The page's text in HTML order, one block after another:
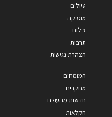
טיולים
מוסיקה
צילום
תרבות
הצהרת נגישות
המומחים
מחקרים
חדשות מהעולם
חקלאות